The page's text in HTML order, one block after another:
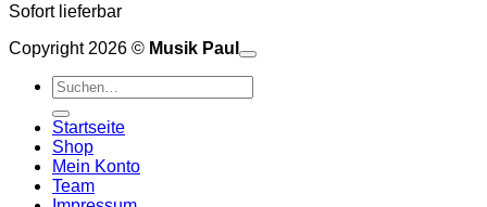
Sofort lieferbar
Copyright 2026 © Musik Paul
Suchen
nach:
Startseite
Shop
Mein Konto
Team